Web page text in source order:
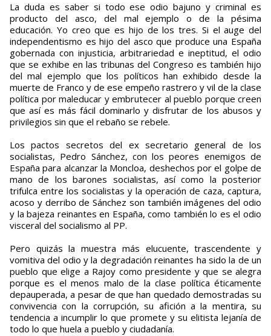
La duda es saber si todo ese odio bajuno y criminal es
producto del asco, del mal ejemplo o de la pésima
educación. Yo creo que es hijo de los tres. Si el auge del
independentismo es hijo del asco que produce una España
gobernada con injusticia, arbitrariedad e ineptitud, el odio
que se exhibe en las tribunas del Congreso es también hijo
del mal ejemplo que los políticos han exhibido desde la
muerte de Franco y de ese empeño rastrero y vil de la clase
política por maleducar y embrutecer al pueblo porque creen
que así es más fácil dominarlo y disfrutar de los abusos y
privilegios sin que el rebaño se rebele.
Los pactos secretos del ex secretario general de los
socialistas, Pedro Sánchez, con los peores enemigos de
España para alcanzar la Moncloa, deshechos por el golpe de
mano de los barones socialistas, así como la posterior
trifulca entre los socialistas y la operación de caza, captura,
acoso y derribo de Sánchez son también imágenes del odio
y la bajeza reinantes en España, como también lo es el odio
visceral del socialismo al PP.
Pero quizás la muestra más elucuente, trascendente y
vomitiva del odio y la degradación reinantes ha sido la de un
pueblo que elige a Rajoy como presidente y que se alegra
porque es el menos malo de la clase política éticamente
depauperada, a pesar de que han quedado demostradas su
convivencia con la corrupción, su afición a la mentira, su
tendencia a incumplir lo que promete y su elitista lejanía de
todo lo que huela a pueblo y ciudadanía.